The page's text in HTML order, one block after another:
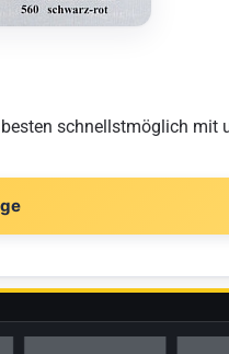
schnellstmöglich mit